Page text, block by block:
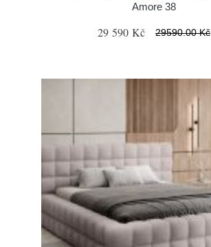
Amore 38
29 590 Kč 29590.00 Kč